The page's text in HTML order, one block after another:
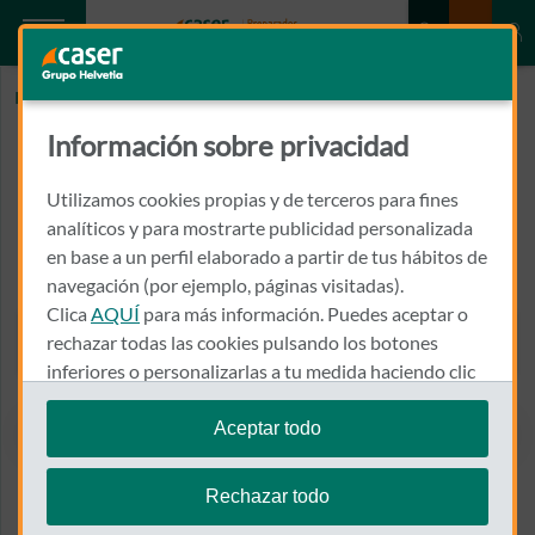
Inicio UNIDAD DE LA MUJER RECOLETAS SALUD
UNIDAD DE LA MUJER
RECOLETAS SALUD
CALLE BECERRO DE BENGOA, 12
34002 - PALENCIA
979 747 700
Llamar a UNIDAD DE LA
Ver el mapa en Google Maps
Información sobre privacidad
Utilizamos cookies propias y de terceros para fines
analíticos y para mostrarte publicidad personalizada
en base a un perfil elaborado a partir de tus hábitos de
navegación (por ejemplo, páginas visitadas).
Clica AQUÍ para más información. Puedes aceptar o
rechazar todas las cookies pulsando los botones
inferiores o personalizarlas a tu medida haciendo clic
en"configurar cookies".
Te recordamos que puedes modificar tus ajustes de
cookies en cualquier momento en la sección
Aceptar todo
Rechazar todo